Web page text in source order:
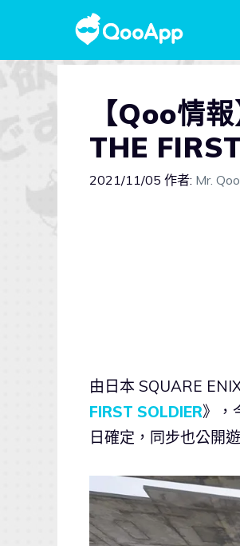
【Qoo情
THE
2021/11/05 作者: Mr. Qoo
由日本 SQUARE
FIRST SOLDIER》，
日確定，同步也公開